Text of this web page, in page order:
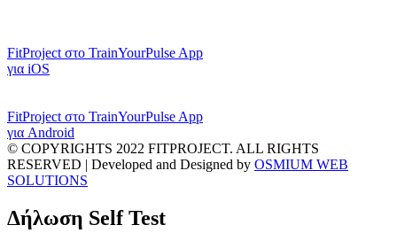
FitProject στο TrainYourPulse App
για iOS
FitProject στο TrainYourPulse App
για Android
© COPYRIGHTS 2022 FITPROJECT. ALL RIGHTS
RESERVED | Developed and Designed by OSMIUM WEB
SOLUTIONS
Δήλωση Self Test